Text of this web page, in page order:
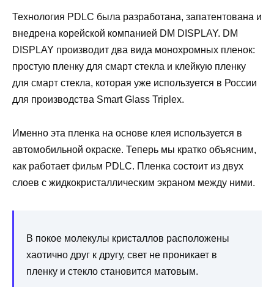
Технология PDLC была разработана, запатентована и
внедрена корейской компанией DM DISPLAY. DM
DISPLAY производит два вида монохромных пленок:
простую пленку для смарт стекла и клейкую пленку
для смарт стекла, которая уже используется в России
для производства Smart Glass Triplex.
Именно эта пленка на основе клея используется в
автомобильной окраске. Теперь мы кратко объясним,
как работает фильм PDLC. Пленка состоит из двух
слоев с жидкокристаллическим экраном между ними.
В покое молекулы кристаллов расположены
хаотично друг к другу, свет не проникает в
пленку и стекло становится матовым.